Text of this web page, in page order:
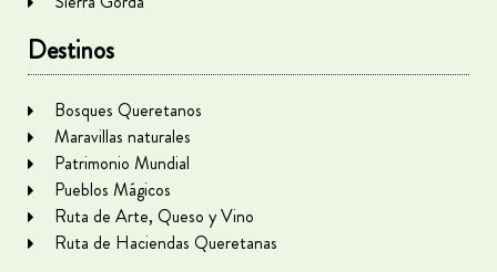
Destinos
Bosques Queretanos
Maravillas naturales
Patrimonio Mundial
Pueblos Mágicos
Ruta de Arte, Queso y Vino
Ruta de Haciendas Queretanas